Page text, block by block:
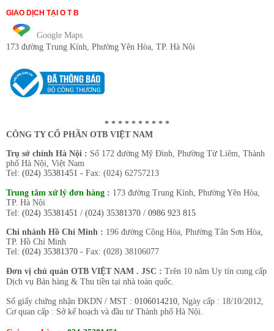
GIAO DỊCH TẠI O T B
Google Maps
173 đường Trung Kính, Phường Yên Hòa, TP. Hà Nội
* * * * * * * * * *
CÔNG TY CỔ PHẦN OTB VIỆT NAM
Trụ sở chính Hà Nội : Số 172 đường Mỹ Đình, Phường Từ Liêm, Thành
phố Hà Nội, Việt Nam
Tel: (024) 35381451 - Fax: (024) 62757213
Trung tâm xử lý đơn hàng : 173 đường Trung Kính, Phường Yên Hòa,
TP. Hà Nội
Tel: (024) 35381451 / (024) 35381370 / 0986 923 815
Chi nhánh Hồ Chí Minh : 196 đường Cộng Hòa, Phường Tân Sơn Hòa,
TP. Hồ Chí Minh
Tel: (024) 35381370 - Fax: (028) 38106077
Đơn vị chủ quản OTB VIỆT NAM . JSC : Trên 10 năm Uy tín cung cấp
Dịch vụ Bán hàng & Thu tiền tại nhà toàn quốc.
Số giấy chứng nhận ĐKDN / MST : 0106014210, Ngày cấp : 18/10/2012,
Cơ quan cấp : Sở kế hoạch và đầu tư Thành phố Hà Nội.